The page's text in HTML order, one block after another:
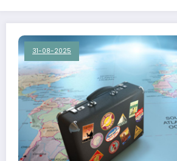
31-08-2025